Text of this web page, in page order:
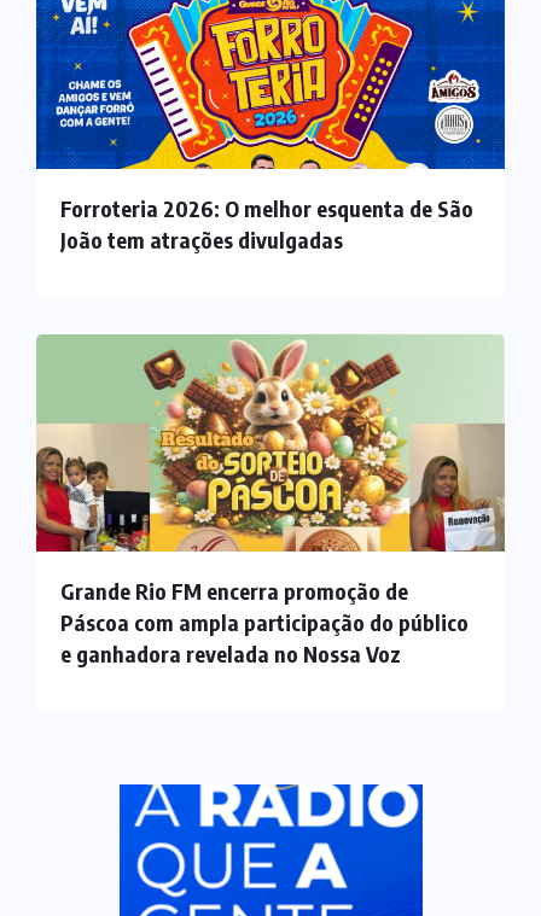
Forroteria 2026: O melhor esquenta de São
João tem atrações divulgadas
Grande Rio FM encerra promoção de
Páscoa com ampla participação do público
e ganhadora revelada no Nossa Voz